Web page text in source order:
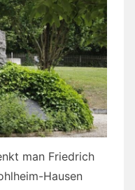
man Friedrich
Hausen